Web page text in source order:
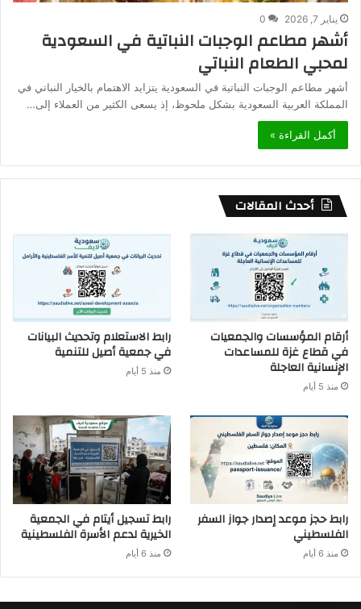
يناير 7, 2026 0
أشهر مطاعم الوجبات النباتية في السعودية
لمحبي الطعام النباتي
أشهر مطاعم الوجبات النباتية في السعودية يتزايد الاهتمام بالخيار النباتي في
المملكة العربية السعودية بشكل ملحوظ، إذ يسعى الكثير من العملاء إلى…
أكمل القراءة »
أحدث المقالات
أرقام المؤسسات والجمعيات
في قطاع غزة للمساعدات
الإنسانية العاجلة
منذ 5 أيام
رابط الاستعلام وتحديث البيانات
في جمعية أصيل للتنمية
منذ 5 أيام
رابط حجز موعد إصدار جواز السفر
الفلسطيني
منذ 6 أيام
رابط تسجيل أيتام في الجمعية
الخيرية لدعم الأسرة الفلسطينية
منذ 6 أيام